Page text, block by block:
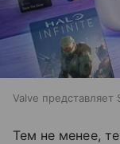
Valve представляет
Тем не менее,